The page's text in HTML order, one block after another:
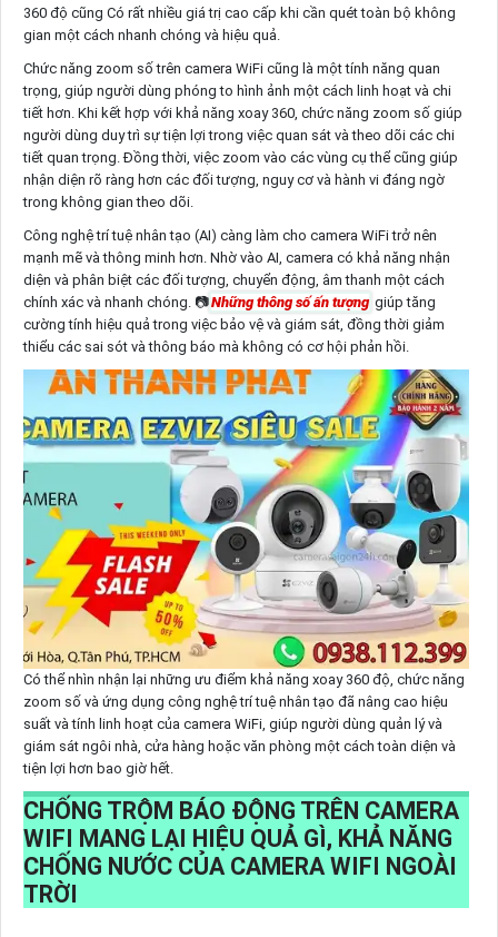
360 độ cũng Có rất nhiều giá trị cao cấp khi cần quét toàn bộ không
gian một cách nhanh chóng và hiệu quả.
Chức năng zoom số trên camera WiFi cũng là một tính năng quan
trọng, giúp người dùng phóng to hình ảnh một cách linh hoạt và chi
tiết hơn. Khi kết hợp với khả năng xoay 360, chức năng zoom số giúp
người dùng duy trì sự tiện lợi trong việc quan sát và theo dõi các chi
tiết quan trọng. Đồng thời, việc zoom vào các vùng cụ thể cũng giúp
nhận diện rõ ràng hơn các đối tượng, nguy cơ và hành vi đáng ngờ
trong không gian theo dõi.
Công nghệ trí tuệ nhân tạo (AI) càng làm cho camera WiFi trở nên
mạnh mẽ và thông minh hơn. Nhờ vào AI, camera có khả năng nhận
diện và phân biệt các đối tượng, chuyển động, âm thanh một cách
chính xác và nhanh chóng. 📷Những thông số ấn tượng giúp tăng
cường tính hiệu quả trong việc bảo vệ và giám sát, đồng thời giảm
thiểu các sai sót và thông báo mà không có cơ hội phản hồi.
Có thể nhìn nhận lại những ưu điểm khả năng xoay 360 độ, chức năng
zoom số và ứng dụng công nghệ trí tuệ nhân tạo đã nâng cao hiệu
suất và tính linh hoạt của camera WiFi, giúp người dùng quản lý và
giám sát ngôi nhà, cửa hàng hoặc văn phòng một cách toàn diện và
tiện lợi hơn bao giờ hết.
CHỐNG TRỘM BÁO ĐỘNG TRÊN CAMERA
WIFI MANG LẠI HIỆU QUẢ GÌ, KHẢ NĂNG
CHỐNG NƯỚC CỦA CAMERA WIFI NGOÀI
TRỜI